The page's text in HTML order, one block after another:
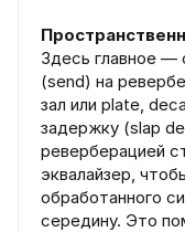
Здесь главное —
(send) на
зал или plate,
задержку (slap
реверберацией
эквалайзер,
обработанного
середину. Это